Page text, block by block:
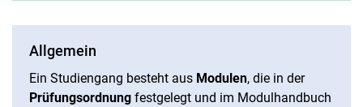
Allgemein
Ein Studiengang besteht aus Modulen, die in der
Prüfungsordnung festgelegt und im Modulhandbuch